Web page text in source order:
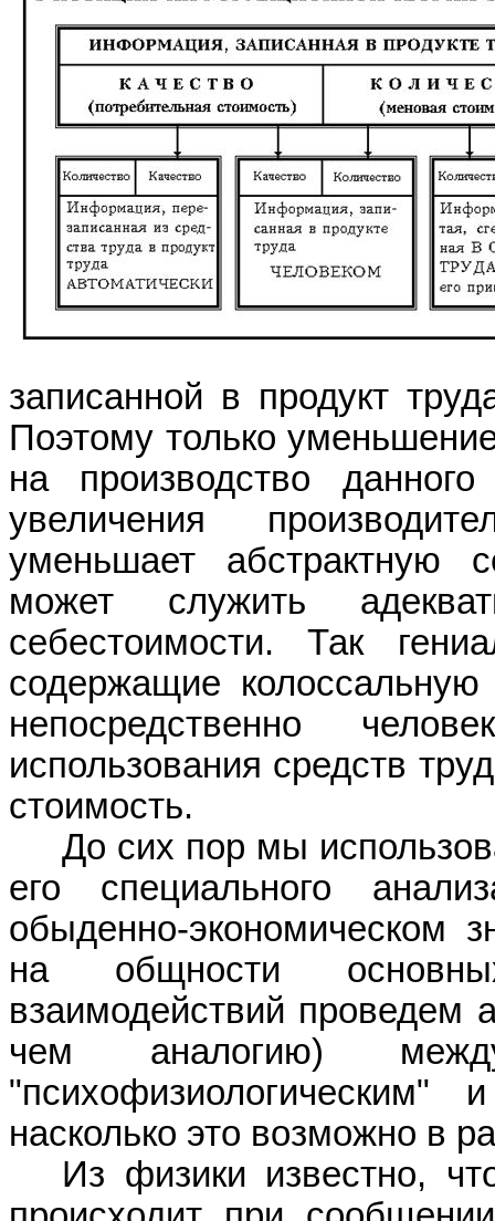
записанной в продукт
Поэтому только
на производство
увеличения
уменьшает абстрактную
может служить
себестоимости. Так
содержащие
непосредственно
использования средств тр
стоимость.
До сих пор мы
его специального
обыденно-экономическом
на общности
взаимодействий проведем
чем аналогию)
"психофизиологическим"
насколько это возможно в
Из физики известно,